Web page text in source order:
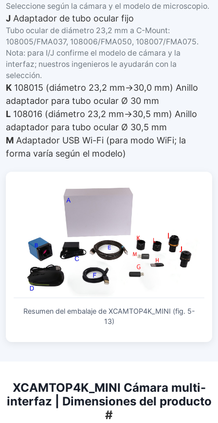
Seleccione según la cámara y el modelo de microscopio.
J Adaptador de tubo ocular fijo
Tubo ocular de diámetro 23,2 mm a C-Mount:
108005/FMA037, 108006/FMA050, 108007/FMA075.
Nota: para I/J confirme el modelo de cámara y la
interfaz; nuestros ingenieros le ayudarán con la
selección.
K 108015 (diámetro 23,2 mm→30,0 mm) Anillo
adaptador para tubo ocular Ø 30 mm
L 108016 (diámetro 23,2 mm→30,5 mm) Anillo
adaptador para tubo ocular Ø 30,5 mm
M Adaptador USB Wi-Fi (para modo WiFi; la
forma varía según el modelo)
Resumen del embalaje de XCAMTOP4K_MINI (fig. 5-
13)
XCAMTOP4K_MINI Cámara multi-
interfaz | Dimensiones del producto
#